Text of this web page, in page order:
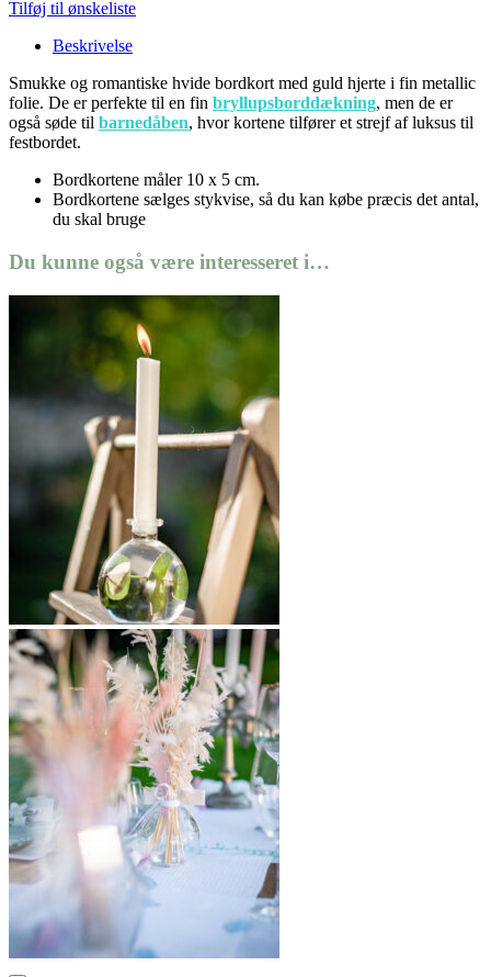
Tilføj til ønskeliste
Beskrivelse
Smukke og romantiske hvide bordkort med guld hjerte i fin metallic
folie. De er perfekte til en fin bryllupsborddækning, men de er
også søde til barnedåben, hvor kortene tilfører et strejf af luksus til
festbordet.
Bordkortene måler 10 x 5 cm.
Bordkortene sælges stykvise, så du kan købe præcis det antal,
du skal bruge
Du kunne også være interesseret i…